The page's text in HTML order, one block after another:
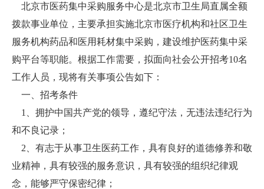
北京市医药集中采购服务中心是北京市卫生局直属全额
拨款事业单位，主要承担实施北京市医疗机构和社区卫生
服务机构药品和医用耗材集中采购，建设维护医药集中采
购平台等职能。根据工作需要，拟面向社会公开招考10名
工作人员，现将有关事项公告如下：
一、招考条件
1、拥护中国共产党的领导，遵纪守法，无违法违纪行为
和不良记录；
2、有志于从事卫生医药工作，具有良好的道德修养和敬
业精神，具有较强的服务意识，具有较强的组织纪律观
念，能够严守保密纪律；